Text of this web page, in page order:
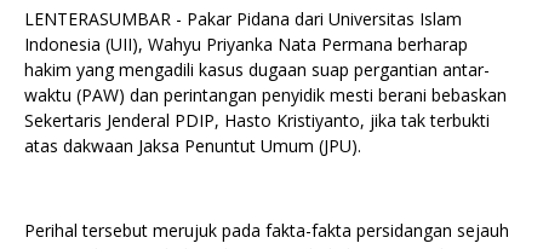
LENTERASUMBAR - Pakar Pidana dari Universitas Islam
Indonesia (UII), Wahyu Priyanka Nata Permana berharap
hakim yang mengadili kasus dugaan suap pergantian antar-
waktu (PAW) dan perintangan penyidik mesti berani bebaskan
Sekertaris Jenderal PDIP, Hasto Kristiyanto, jika tak terbukti
atas dakwaan Jaksa Penuntut Umum (JPU).
Perihal tersebut merujuk pada fakta-fakta persidangan sejauh